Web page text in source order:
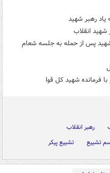
یاد رهبر شهید
انقلاب
شهید پس از حمله به جلسه شعام
فرمانده شهید کل قوا
رهبر انقلاب
تشییع تشییع پیکر